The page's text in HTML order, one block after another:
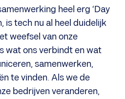
heel erg ‘Day
is tech nu al heel duidelijk
weefsel van onze
wat ons verbindt en wat
samenwerken,
te vinden. Als we de
bedrijven veranderen,